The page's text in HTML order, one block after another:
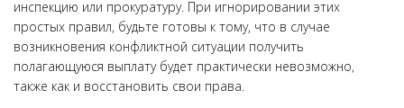
инспекцию или прокуратуру. При игнорировании этих
простых правил, будьте готовы к тому, что в случае
возникновения конфликтной ситуации получить
полагающуюся выплату будет практически невозможно,
также как и восстановить свои права.